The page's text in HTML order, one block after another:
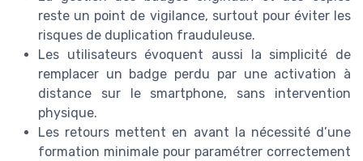
reste un point de vigilance, surtout pour éviter les
risques de duplication frauduleuse.
Les utilisateurs évoquent aussi la simplicité de
remplacer un badge perdu par une activation à
distance sur le smartphone, sans intervention
physique.
Les retours mettent en avant la nécessité d’une
formation minimale pour paramétrer correctement